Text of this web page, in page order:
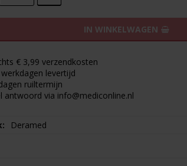
IN WINKELWAGEN
€ 3,99 verzendkosten
levertijd
ruiltermijn
antwoord via info@mediconline.nl
Deramed